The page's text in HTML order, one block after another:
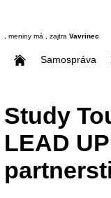
, meniny má , zajtra Vavrinec
Samospráva
Study
LEAD